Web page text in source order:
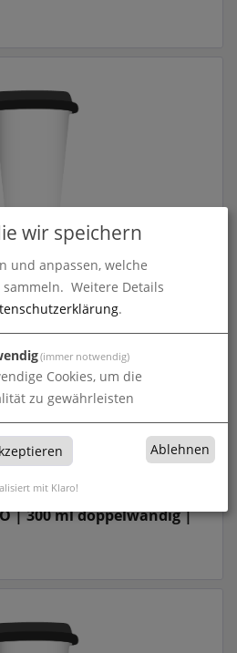
| 220 ml einwandig |
| 300 ml doppelwandig |
wir speichern
und anpassen, welche
Weitere Details
.
(immer notwendig)
Cookies, um die
zu gewährleisten
Ablehnen
mit Klaro!